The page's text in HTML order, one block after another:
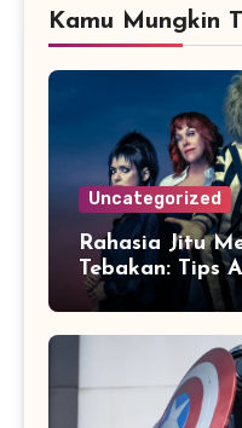
Kamu Mungkin
Uncategorized
Rahasia Jitu
Tebakan: Tips